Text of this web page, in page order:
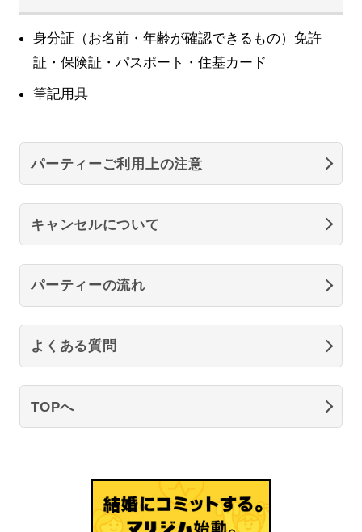
身分証（お名前・年齢が確認できるもの）免許
証・保険証・パスポート・住基カード
筆記用具
パーティーご利用上の注意
キャンセルについて
パーティーの流れ
よくある質問
TOPへ